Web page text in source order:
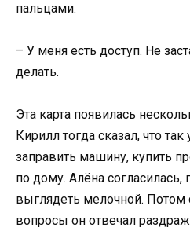
пальцами.
– У меня есть доступ. Не
делать.
Эта карта появилась
Кирилл тогда сказал, что
заправить машину, купить
по дому. Алёна согласилась,
выглядеть мелочной. Потом
вопросы он отвечал